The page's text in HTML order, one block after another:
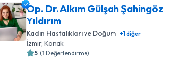
Op. Dr. Alkım Gülşah Şahingöz
Yıldırım
Kadın Hastalıkları ve Doğum +1diğer
İzmir, Konak
5 (1 Değerlendirme)